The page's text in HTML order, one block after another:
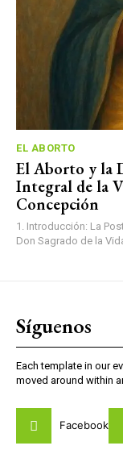
EL ABORTO
El Aborto y la
Integral de la
Concepción
1. Introducción: La
Síguenos
Each template in our
moved around within
Facebook